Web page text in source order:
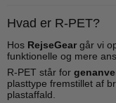
Hvad er R-PET?
Hos RejseGear går vi
funktionelle og mere
R-PET står for
plasttype fremstillet af
plastaffald.